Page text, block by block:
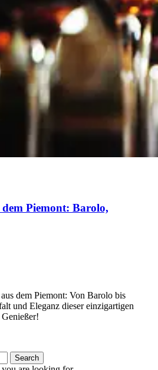
dem Piemont: Barolo,
dem Piemont: Von Barolo bis
und Eleganz dieser einzigartigen
Search